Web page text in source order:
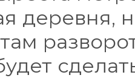
деревня,